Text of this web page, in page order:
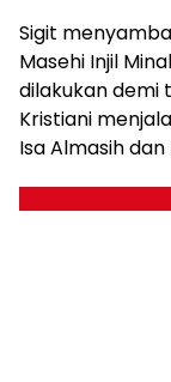
Sigit
Masehi Injil
dilakukan demi
Kristiani
Isa Almasih dan